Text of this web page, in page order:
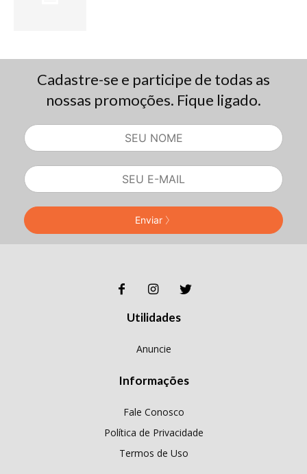
Cadastre-se e participe de todas as
nossas promoções. Fique ligado.
Enviar
Utilidades
Anuncie
Informações
Fale Conosco
Política de Privacidade
Termos de Uso